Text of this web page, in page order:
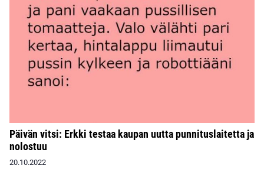
Päivän vitsi: Erkki testaa kaupan uutta punnituslaitetta ja
nolostuu
20.10.2022